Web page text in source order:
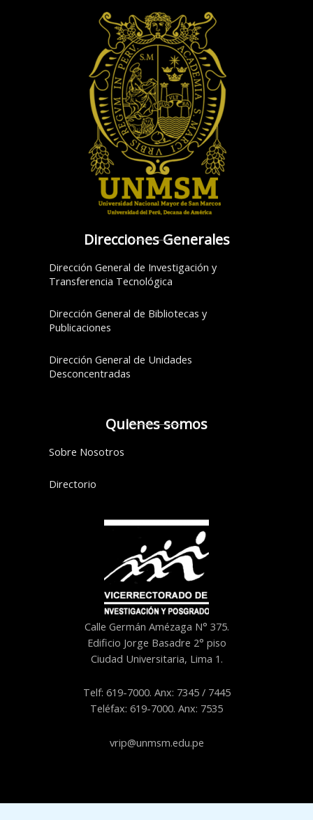
Direcciones Generales
Dirección General de Investigación y
Transferencia Tecnológica
Dirección General de Bibliotecas y
Publicaciones
Dirección General de Unidades
Desconcentradas
Quienes somos
Sobre Nosotros
Directorio
Calle Germán Amézaga N° 375.
Edificio Jorge Basadre 2° piso
Ciudad Universitaria, Lima 1.
Telf: 619-7000. Anx: 7345 / 7445
Teléfax: 619-7000. Anx: 7535
vrip@unmsm.edu.pe